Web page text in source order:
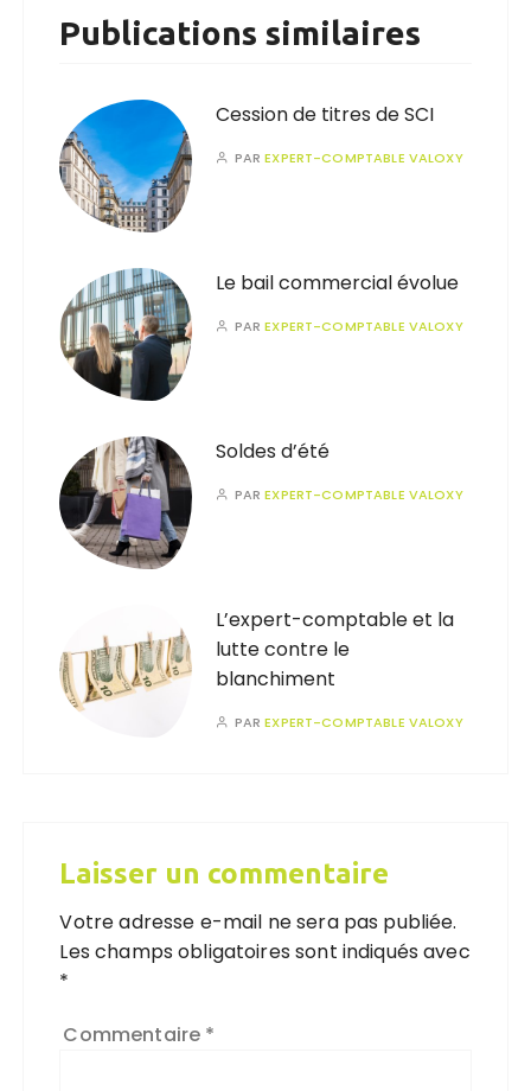
Publications similaires
Cession de titres de SCI
PAREXPERT-COMPTABLE VALOXY
Le bail commercial évolue
PAREXPERT-COMPTABLE VALOXY
Soldes d’été
PAREXPERT-COMPTABLE VALOXY
L’expert-comptable et la
lutte contre le
blanchiment
PAREXPERT-COMPTABLE VALOXY
Laisser un commentaire
Votre adresse e-mail ne sera pas publiée.
Les champs obligatoires sont indiqués avec
*
Commentaire *